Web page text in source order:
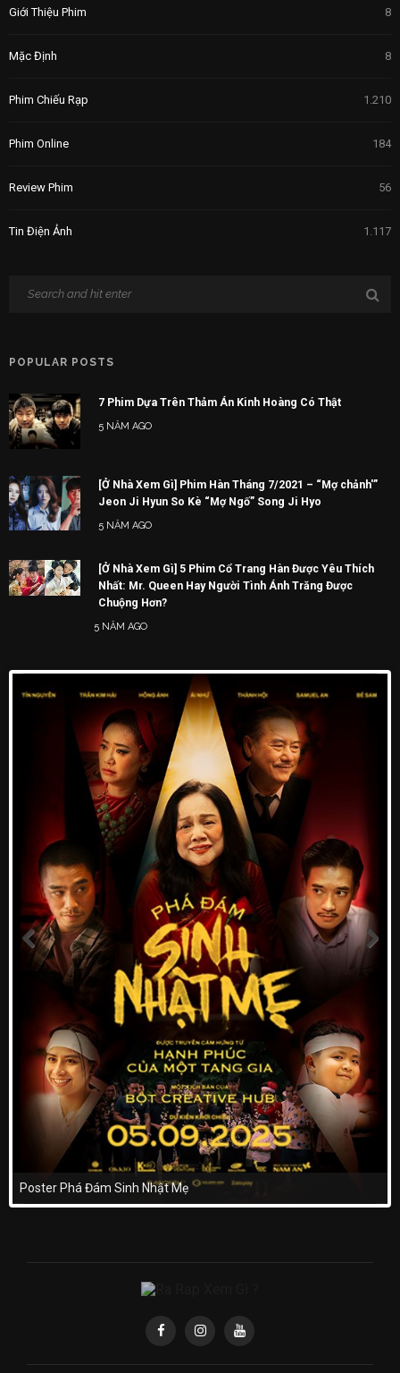
Giới Thiệu Phim 8
Mặc Định 8
Phim Chiếu Rạp 1.210
Phim Online 184
Review Phim 56
Tin Điện Ảnh 1.117
POPULAR POSTS
7 Phim Dựa Trên Thảm Án Kinh Hoàng Có Thật
5 NĂM AGO
[Ở Nhà Xem Gì] Phim Hàn Tháng 7/2021 – “Mợ chảnh'”
Jeon Ji Hyun So Kè “Mợ Ngố” Song Ji Hyo
5 NĂM AGO
[Ở Nhà Xem Gì] 5 Phim Cổ Trang Hàn Được Yêu Thích
Nhất: Mr. Queen Hay Người Tình Ánh Trăng Được
Chuộng Hơn?
5 NĂM AGO
Poster Phá Đám Sinh Nhật Mẹ